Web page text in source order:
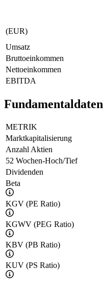
(EUR)
Umsatz
Bruttoeinkommen
Nettoeinkommen
EBITDA
Fundamentaldaten
METRIK
Marktkapitalisierung
Anzahl Aktien
52 Wochen-Hoch/Tief
Dividenden
Beta
KGV (PE Ratio)
KGWV (PEG Ratio)
KBV (PB Ratio)
KUV (PS Ratio)